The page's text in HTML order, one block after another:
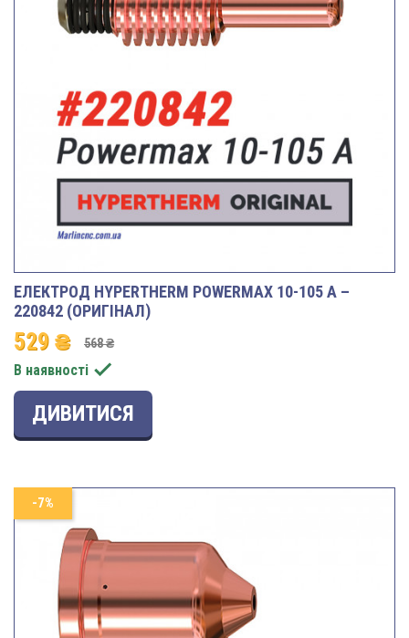
ЕЛЕКТРОД HYPERTHERM POWERMAX 10-105 A –
220842 (ОРИГІНАЛ)
529 ₴ 568 ₴
В наявності 
ДИВИТИСЯ
-7%